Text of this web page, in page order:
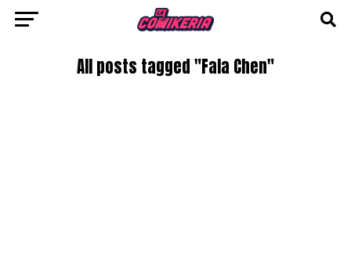
All posts tagged "Fala Chen"